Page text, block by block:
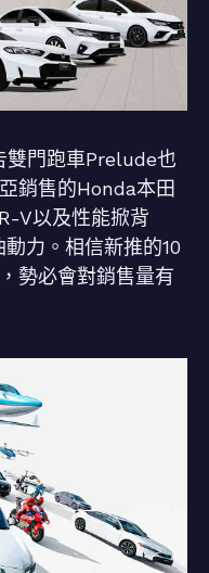
雙門跑車Prelude也
銷售的Honda本田
V以及性能掀背
力。相信新推的10
勢必會對銷售量有